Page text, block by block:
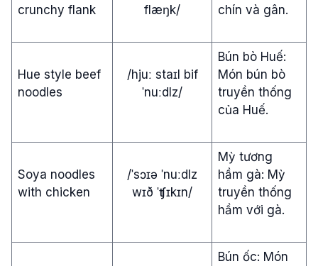
crunchy flank
flæŋk/
chín và gân.
Hue style beef
noodles
/hjuː staɪl bif
ˈnuːdlz/
Bún bò Huế:
Món bún bò
truyền thống
của Huế.
Soya noodles
with chicken
/ˈsɔɪə ˈnuːdlz
wɪð ˈʧɪkɪn/
Mỳ tương
hầm gà: Mỳ
truyền thống
hầm với gà.
Bún ốc: Món